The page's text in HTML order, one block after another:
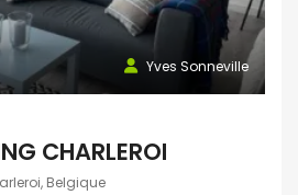
Yves Sonneville
CHARLEROI
Belgique